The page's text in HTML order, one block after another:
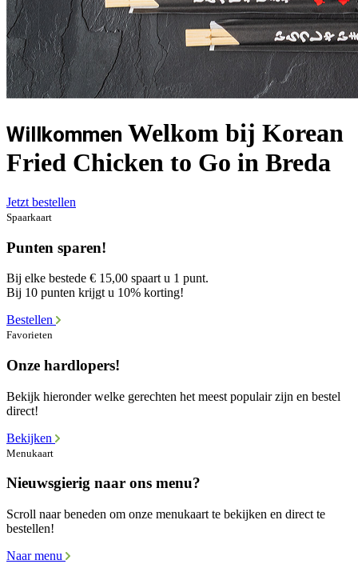
Willkommen Welkom bij Korean
Fried Chicken to Go in Breda
Jetzt bestellen
Spaarkaart
Punten sparen!
Bij elke bestede € 15,00 spaart u 1 punt.
Bij 10 punten krijgt u 10% korting!
Bestellen
Favorieten
Onze hardlopers!
Bekijk hieronder welke gerechten het meest populair zijn en bestel
direct!
Bekijken
Menukaart
Nieuwsgierig naar ons menu?
Scroll naar beneden om onze menukaart te bekijken en direct te
bestellen!
Naar menu